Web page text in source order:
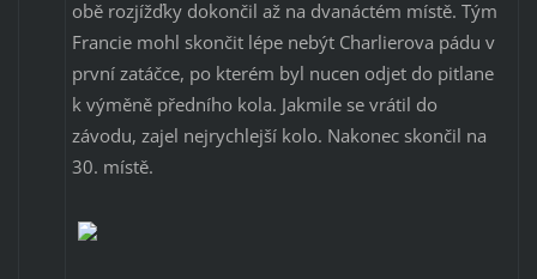
obě rozjížďky dokončil až na dvanáctém místě. Tým
Francie mohl skončit lépe nebýt Charlierova pádu v
první zatáčce, po kterém byl nucen odjet do pitlane
k výměně předního kola. Jakmile se vrátil do
závodu, zajel nejrychlejší kolo. Nakonec skončil na
30. místě.